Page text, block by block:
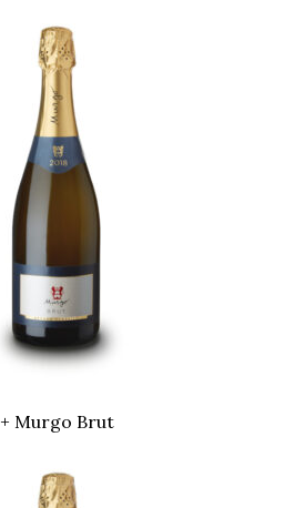
+ Murgo Brut